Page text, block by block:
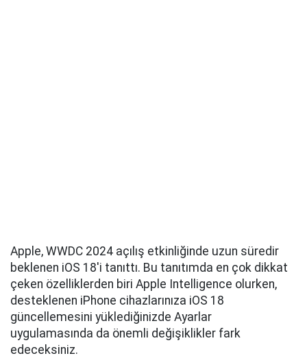
Apple, WWDC 2024 açılış etkinliğinde uzun süredir
beklenen iOS 18'i tanıttı. Bu tanıtımda en çok dikkat
çeken özelliklerden biri Apple Intelligence olurken,
desteklenen iPhone cihazlarınıza iOS 18
güncellemesini yüklediğinizde Ayarlar
uygulamasında da önemli değişiklikler fark
edeceksiniz.